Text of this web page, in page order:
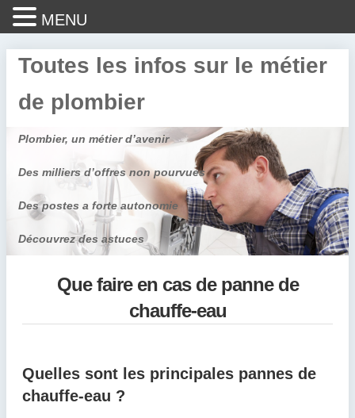
Toutes les infos sur le métier
de plombier
Plombier, un métier d’avenir
Des milliers d’offres non pourvues
Des postes a forte autonomie
Découvrez des astuces
Que faire en cas de panne de
chauffe-eau
Quelles sont les principales pannes de
chauffe-eau ?
MENU